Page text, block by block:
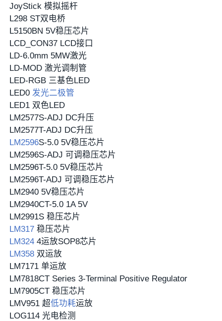
JoyStick 模拟摇杆
L298 ST双电桥
L5150BN 5V稳压芯片
LCD_CON37 LCD接口
LD-6.0mm 5MW激光
LD-MOD 激光调制管
LED-RGB 三基色LED
LED0 发光二极管
LED1 双色LED
LM2577S-ADJ DC升压
LM2577T-ADJ DC升压
LM2596S-5.0 5V稳压芯片
LM2596S-ADJ 可调稳压芯片
LM2596T-5.0 5V稳压芯片
LM2596T-ADJ 可调稳压芯片
LM2940 5V稳压芯片
LM2940CT-5.0 1A 5V
LM2991S 稳压芯片
LM317 稳压芯片
LM324 4运放SOP8芯片
LM358 双运放
LM7171 单运放
LM7818CT Series 3-Terminal Positive Regulator
LM7905CT 稳压芯片
LMV951 超低功耗运放
LOG114 光电检测